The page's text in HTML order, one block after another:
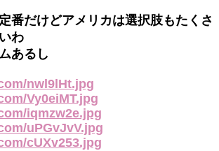
番だけどアメリカは選択肢もたくさ
わ
あるし
nwl9lHt.jpg
Vy0eiMT.jpg
iqmzw2e.jpg
uPGvJvV.jpg
cUXv253.jpg